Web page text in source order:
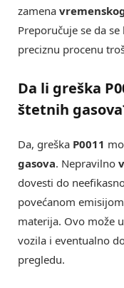
zamena
Preporučuje se da
preciznu procenu
Da li greška
štetnih
Da, greška P0011
gasova. Nepravilno
dovesti do
povećanom emisijom
materija. Ovo može
vozila i eventualno
pregledu.